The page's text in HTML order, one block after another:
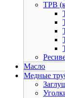
ТРВ
Масло
Медные